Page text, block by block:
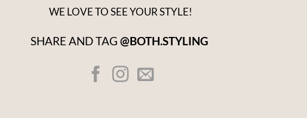
WE LOVE TO SEE YOUR STYLE!
SHARE AND TAG @BOTH.STYLING